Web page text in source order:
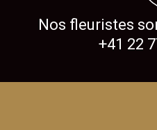
Nos fleuristes
+41 22